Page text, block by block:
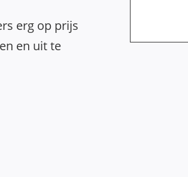
erg op prijs
en uit te